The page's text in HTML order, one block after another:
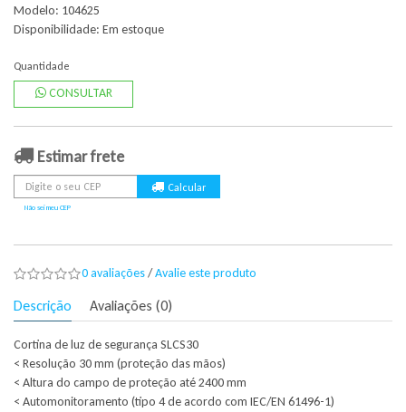
Modelo: 104625
Disponibilidade: Em estoque
Quantidade
CONSULTAR
Estimar frete
Não sei meu CEP
0 avaliações/Avalie este produto
Descrição Avaliações (0)
Cortina de luz de segurança SLCS30
< Resolução 30 mm (proteção das mãos)
< Altura do campo de proteção até 2400 mm
< Automonitoramento (tipo 4 de acordo com IEC/EN 61496-1)